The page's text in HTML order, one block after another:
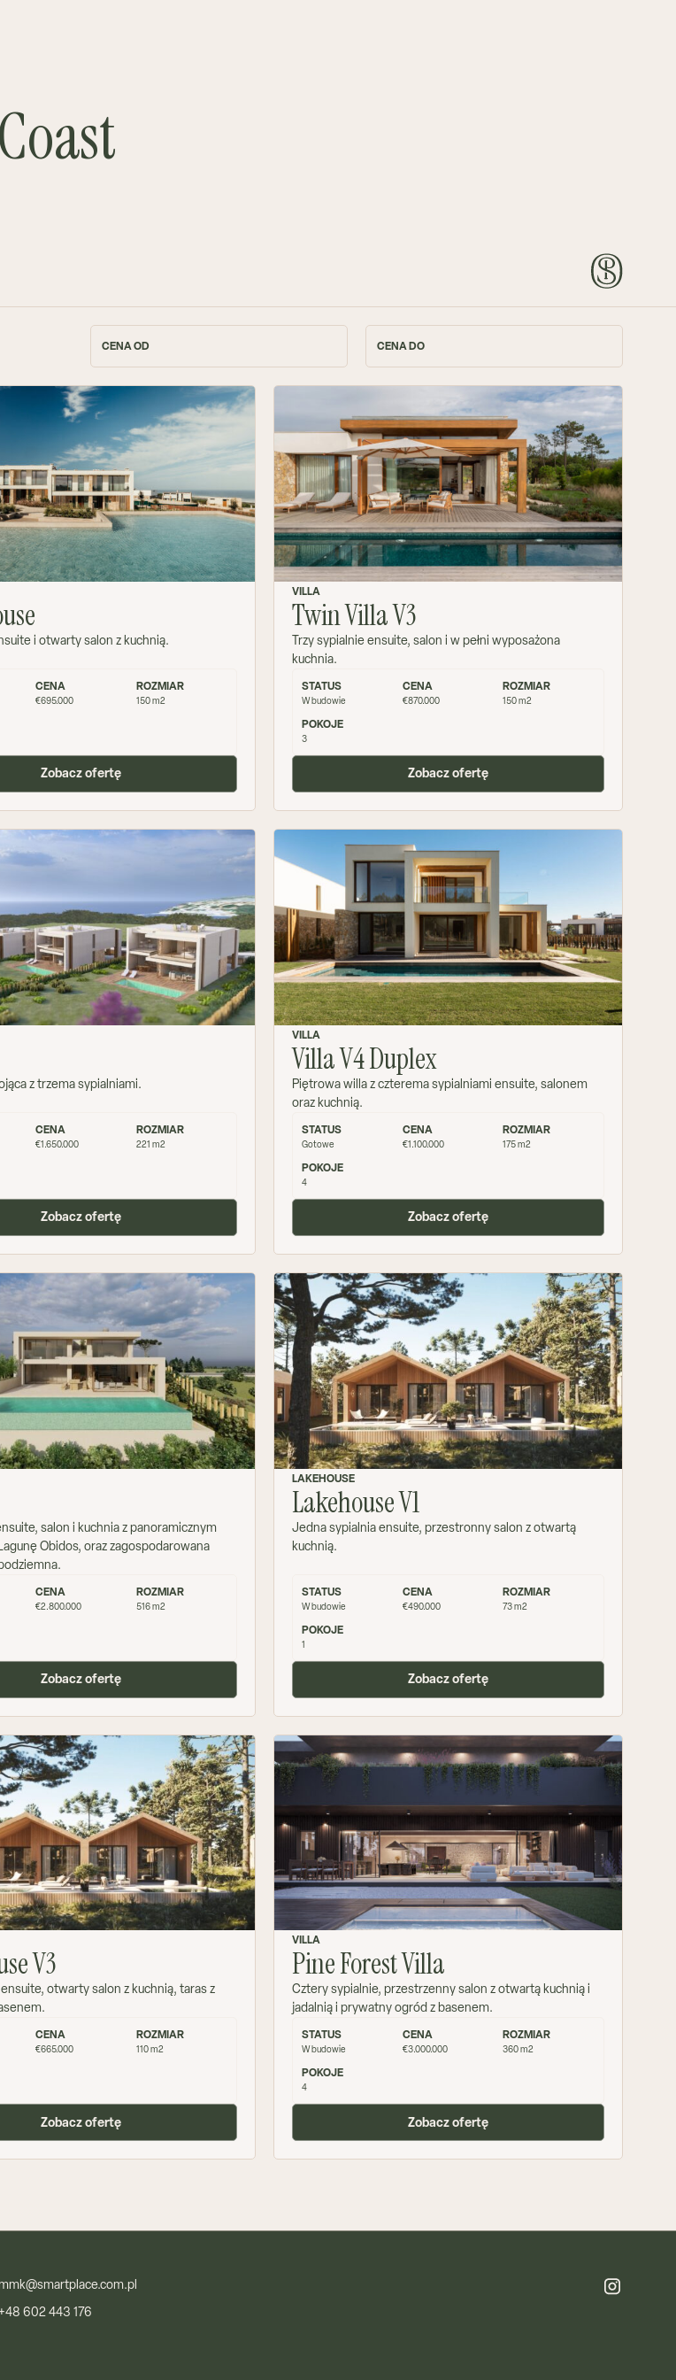
i otwarty salon z kuchnią.
CENA
€695.000
ROZMIAR
150 m2
Zobacz ofertę
VILLA
Twin Villa V3
Trzy sypialnie ensuite, salon i w pełni wyposażona
kuchnia.
STATUS
W budowie
CENA
€870.000
ROZMIAR
150 m2
POKOJE
3
Zobacz ofertę
z trzema sypialniami.
CENA
€1.650.000
ROZMIAR
221 m2
Zobacz ofertę
VILLA
Villa V4 Duplex
Piętrowa willa z czterema sypialniami ensuite, salonem
oraz kuchnią.
STATUS
Gotowe
CENA
€1.100.000
ROZMIAR
175 m2
POKOJE
4
Zobacz ofertę
salon i kuchnia z panoramicznym
Obidos, oraz zagospodarowana
CENA
€2.800.000
ROZMIAR
516 m2
Zobacz ofertę
LAKEHOUSE
Lakehouse V1
Jedna sypialnia ensuite, przestronny salon z otwartą
kuchnią.
STATUS
W budowie
CENA
€490.000
ROZMIAR
73 m2
POKOJE
1
Zobacz ofertę
V3
otwarty salon z kuchnią, taras z
CENA
€665.000
ROZMIAR
110 m2
Zobacz ofertę
VILLA
Pine Forest Villa
Cztery sypialnie, przestrzenny salon z otwartą kuchnią i
jadalnią i prywatny ogród z basenem.
STATUS
W budowie
CENA
€3.000.000
ROZMIAR
360 m2
POKOJE
4
Zobacz ofertę
602 443 176